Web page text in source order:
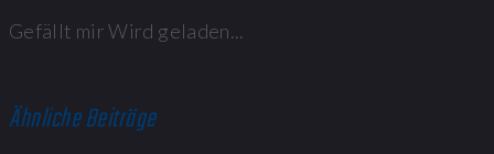
Gefällt mirWird geladen...
Ähnliche Beiträge